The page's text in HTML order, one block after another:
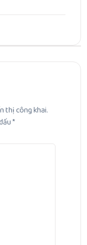
phế quản có
Bài Tiếp Theo
tổng hợp đúng
thị công khai.
*